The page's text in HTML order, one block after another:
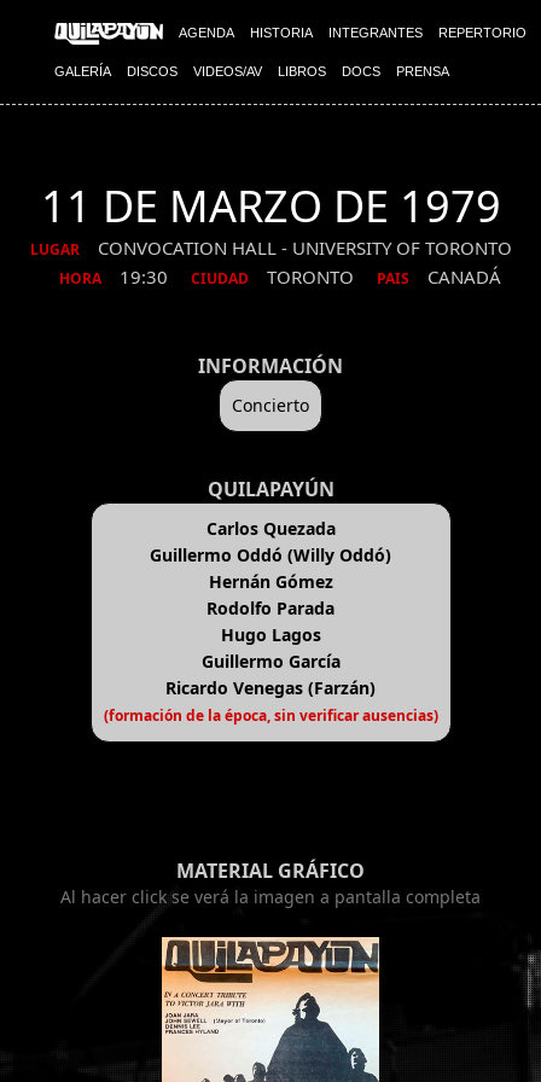
AGENDA HISTORIA INTEGRANTES REPERTORIO
GALERÍA DISCOS VIDEOS/AV LIBROS DOCS PRENSA
11 DE MARZO DE 1979
LUGAR CONVOCATION HALL - UNIVERSITY OF TORONTO
HORA 19:30 CIUDAD TORONTO PAIS CANADÁ
INFORMACIÓN
Concierto
QUILAPAYÚN
Carlos Quezada
Guillermo Oddó (Willy Oddó)
Hernán Gómez
Rodolfo Parada
Hugo Lagos
Guillermo García
Ricardo Venegas (Farzán)
(formación de la época, sin verificar ausencias)
MATERIAL GRÁFICO
Al hacer click se verá la imagen a pantalla completa